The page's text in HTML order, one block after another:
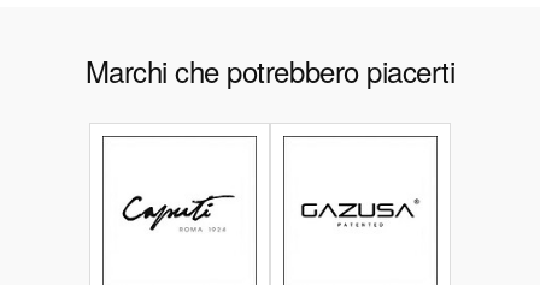
Marchi che potrebbero piacerti